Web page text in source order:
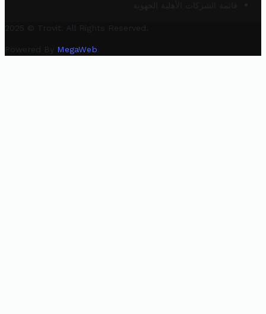
قائمة الشركات الأهلية الجهوية
2025 © Trovit. All Rights Reserved.
Powered By MegaWeb